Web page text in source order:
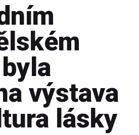
výstava
lásky